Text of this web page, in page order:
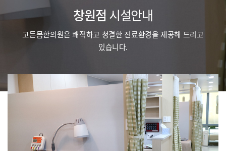
창원점 시설안내
고든몸한의원은 쾌적하고 청결한 진료환경을 제공해 드리고
있습니다.